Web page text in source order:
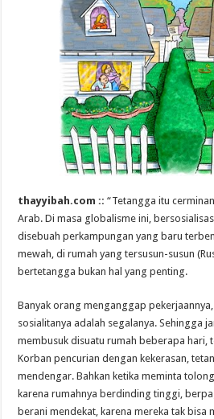
thayyibah.com ::“Tetangga itu
Arab. Di masa globalisme ini,
disebuah perkampungan yang baru
mewah, di rumah yang tersusun-susun
bertetangga bukan hal yang penting.
Banyak orang menganggap
sosialitanya adalah segalanya. Sehingga
membusuk disuatu rumah beberapa hari,
Korban pencurian dengan kekerasan,
mendengar. Bahkan ketika meminta
karena rumahnya berdinding tinggi,
berani mendekat, karena mereka tak bisa